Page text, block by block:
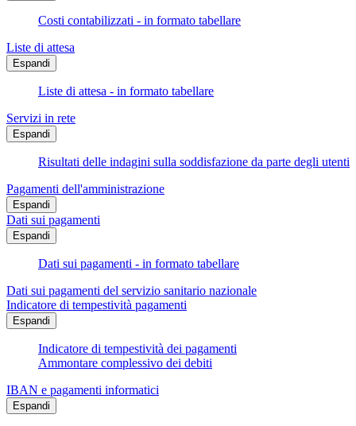
Costi contabilizzati - in formato tabellare
Liste di attesa
Espandi
Liste di attesa - in formato tabellare
Servizi in rete
Espandi
Risultati delle indagini sulla soddisfazione da parte degli utenti
Pagamenti dell'amministrazione
Espandi
Dati sui pagamenti
Espandi
Dati sui pagamenti - in formato tabellare
Dati sui pagamenti del servizio sanitario nazionale
Indicatore di tempestività pagamenti
Espandi
Indicatore di tempestività dei pagamenti
Ammontare complessivo dei debiti
IBAN e pagamenti informatici
Espandi